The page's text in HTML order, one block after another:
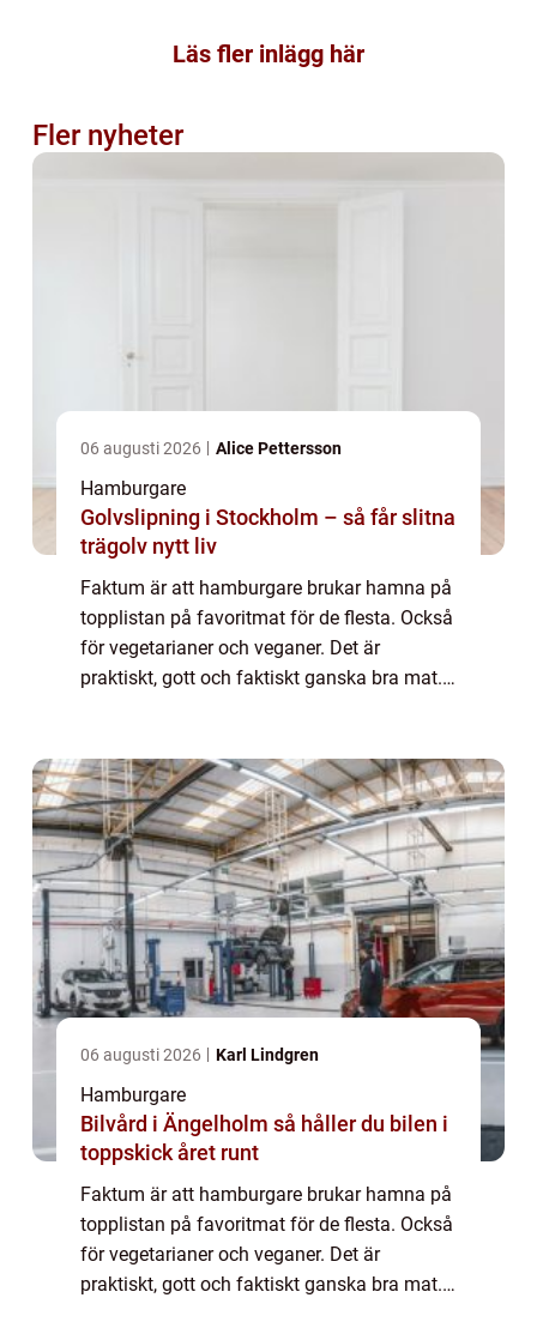
Läs fler inlägg här
Fler nyheter
06 augusti 2026 Alice Pettersson
Hamburgare
Golvslipning i Stockholm – så får slitna
trägolv nytt liv
Faktum är att hamburgare brukar hamna på
topplistan på favoritmat för de flesta. Också
för vegetarianer och veganer. Det är
praktiskt, gott och faktiskt ganska bra mat.
06 augusti 2026 Karl Lindgren
Hamburgare
Bilvård i Ängelholm så håller du bilen i
toppskick året runt
Faktum är att hamburgare brukar hamna på
topplistan på favoritmat för de flesta. Också
för vegetarianer och veganer. Det är
praktiskt, gott och faktiskt ganska bra mat.